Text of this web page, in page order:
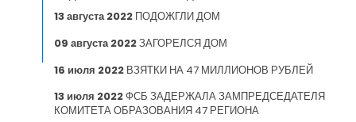
13 августа 2022 ПОДОЖГЛИ ДОМ
09 августа 2022ЗАГОРЕЛСЯ ДОМ
16 июля 2022 ВЗЯТКИ НА 47 МИЛЛИОНОВ РУБЛЕЙ
13 июля 2022ФСБ ЗАДЕРЖАЛА ЗАМПРЕДСЕДАТЕЛЯ
КОМИТЕТА ОБРАЗОВАНИЯ 47 РЕГИОНА